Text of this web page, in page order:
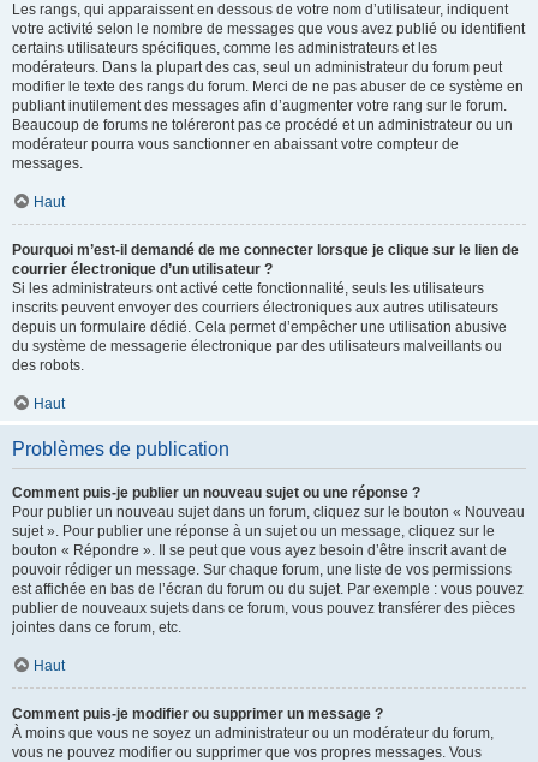
Les rangs, qui apparaissent en dessous de votre nom d’utilisateur, indiquent
votre activité selon le nombre de messages que vous avez publié ou identifient
certains utilisateurs spécifiques, comme les administrateurs et les
modérateurs. Dans la plupart des cas, seul un administrateur du forum peut
modifier le texte des rangs du forum. Merci de ne pas abuser de ce système en
publiant inutilement des messages afin d’augmenter votre rang sur le forum.
Beaucoup de forums ne toléreront pas ce procédé et un administrateur ou un
modérateur pourra vous sanctionner en abaissant votre compteur de
messages.
Haut
Pourquoi m’est-il demandé de me connecter lorsque je clique sur le lien de
courrier électronique d’un utilisateur ?
Si les administrateurs ont activé cette fonctionnalité, seuls les utilisateurs
inscrits peuvent envoyer des courriers électroniques aux autres utilisateurs
depuis un formulaire dédié. Cela permet d’empêcher une utilisation abusive
du système de messagerie électronique par des utilisateurs malveillants ou
des robots.
Haut
Problèmes de publication
Comment puis-je publier un nouveau sujet ou une réponse ?
Pour publier un nouveau sujet dans un forum, cliquez sur le bouton « Nouveau
sujet ». Pour publier une réponse à un sujet ou un message, cliquez sur le
bouton « Répondre ». Il se peut que vous ayez besoin d’être inscrit avant de
pouvoir rédiger un message. Sur chaque forum, une liste de vos permissions
est affichée en bas de l’écran du forum ou du sujet. Par exemple : vous pouvez
publier de nouveaux sujets dans ce forum, vous pouvez transférer des pièces
jointes dans ce forum, etc.
Haut
Comment puis-je modifier ou supprimer un message ?
À moins que vous ne soyez un administrateur ou un modérateur du forum,
vous ne pouvez modifier ou supprimer que vos propres messages. Vous